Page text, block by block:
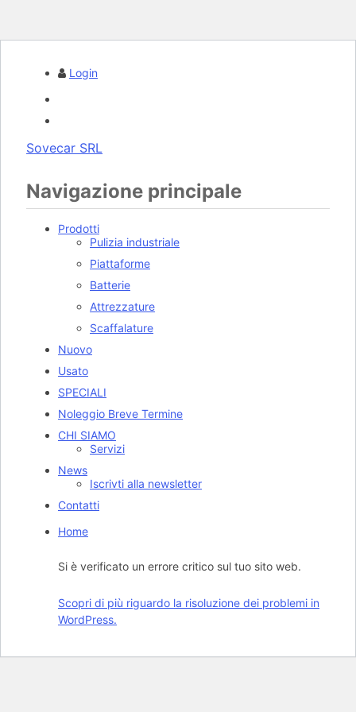
Login
Sovecar SRL
Navigazione principale
Prodotti
Pulizia industriale
Piattaforme
Batterie
Attrezzature
Scaffalature
Nuovo
Usato
SPECIALI
Noleggio Breve Termine
CHI SIAMO
Servizi
News
Iscrivti alla newsletter
Contatti
Home
Si è verificato un errore critico sul tuo sito web.
Scopri di più riguardo la risoluzione dei problemi in
WordPress.